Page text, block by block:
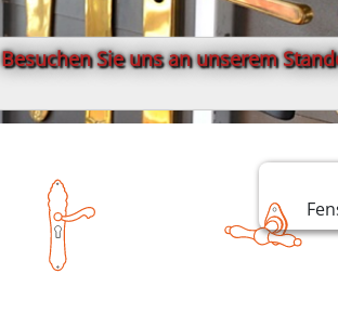
Besuchen Sie uns an unserem